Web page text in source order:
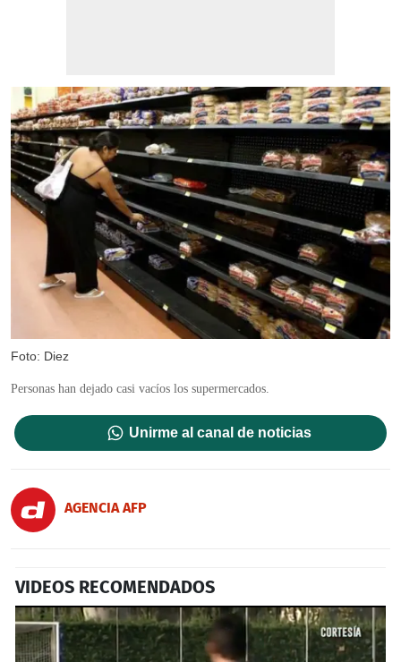
Foto: Diez
Personas han dejado casi vacíos los supermercados.
Unirme al canal de noticias
AGENCIA AFP
VIDEOS RECOMENDADOS